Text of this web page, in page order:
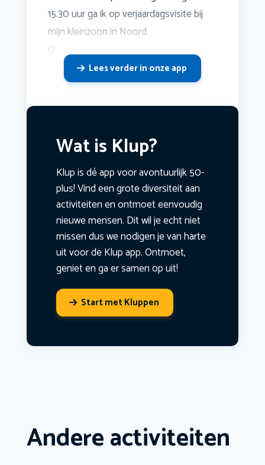
15.30 uur ga ik op verjaardagsvisite bij
mijn kleinzoon in Noord.
O
Lees verder in onze app
Wat is Klup?
Klup is dé app voor avontuurlijk 50-
plus! Vind een grote diversiteit aan
activiteiten en ontmoet eenvoudig
nieuwe mensen. Dit wil je echt niet
missen dus we nodigen je van harte
uit voor de Klup app. Ontmoet,
geniet en ga er samen op uit!
Start met Kluppen
Andere activiteiten